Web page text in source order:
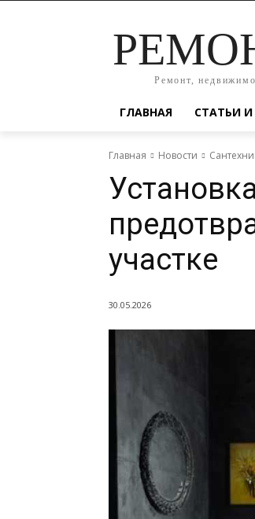
Ремонт,
ГЛАВНАЯ СТАТЬИ
Главная Новости
участке
30.05.2026